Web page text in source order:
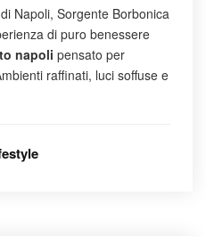
Napoli, Sorgente Borbonica
di puro benessere
napoli pensato per
raffinati, luci soffuse e